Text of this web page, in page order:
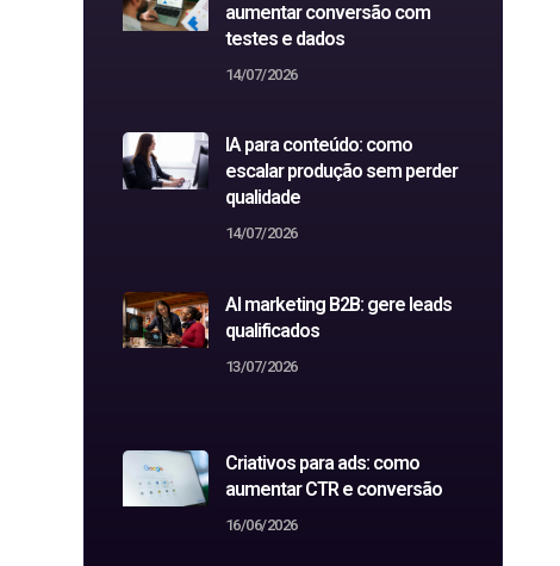
aumentar conversão com
testes e dados
14/07/2026
IA para conteúdo: como
escalar produção sem perder
qualidade
14/07/2026
AI marketing B2B: gere leads
qualificados
13/07/2026
Criativos para ads: como
aumentar CTR e conversão
16/06/2026